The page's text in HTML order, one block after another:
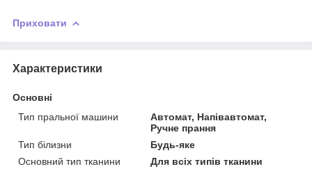
Приховати
Характеристики
Основні
Тип пральної машини
Автомат, Напівавтомат,
Ручне прання
Тип білизни
Будь-яке
Основний тип тканини
Для всіх типів тканини